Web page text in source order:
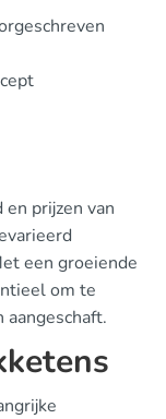
en prijzen van
een groeiende
om te
aangeschaft.